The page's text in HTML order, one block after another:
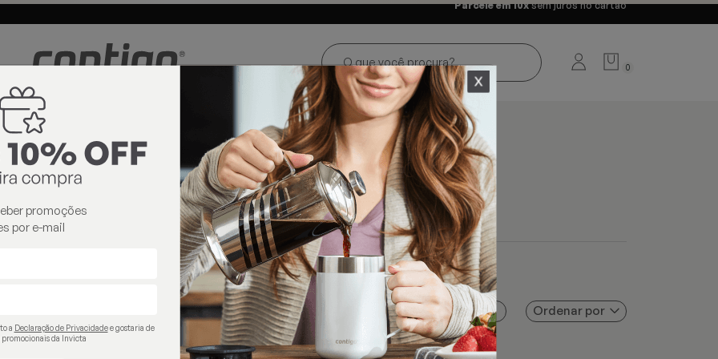
e Centro-
Loja oficialInvicta® no Brasil Parcele em 10xsem juros no cartão
0
contigo
Filtros Ordenar por
promoções
por e-mail
a Declaração de Privacidadee gostaria de
da Invicta